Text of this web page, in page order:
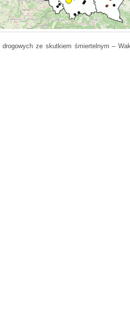
drogowych ze skutkiem śmiertelnym –